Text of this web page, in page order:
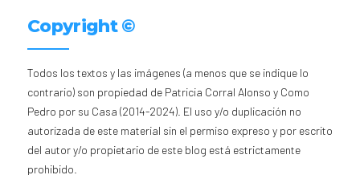
Copyright ©
Todos los textos y las imágenes (a menos que se indique lo
contrario) son propiedad de Patricia Corral Alonso y Como
Pedro por su Casa (2014-2024). El uso y/o duplicación no
autorizada de este material sin el permiso expreso y por escrito
del autor y/o propietario de este blog está estrictamente
prohibido.